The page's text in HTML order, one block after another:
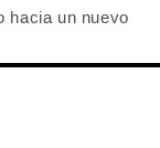
hacia un nuevo